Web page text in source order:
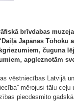
brīvdabas
Japānas Tōhoku
čuguna
apgleznotām
vēstniecības Latvijā
mērojusi tālu
piecdesmito